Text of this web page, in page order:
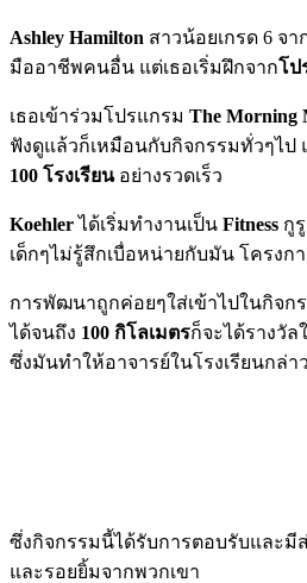
Ashley Hamilton สาวน้อยเกรด 6 จา
มืออาชีพคนอื่น แต่เธอเริ่มฝึกจากโป
เธอเข้าร่วมโปรแกรม The Morning
ฟังดูแล้วก็เหมือนกับกิจกรรมทั่วๆไป
100 โรงเรียน อย่างรวดเร็ว
Koehlerได้เริ่มทำงานเป็น Fitness กู
เด็กๆไม่รู้สึกเบื่อหน่ายกับมัน โครงก
การพัฒนาถูกค่อยๆใส่เข้าไปในกิจก
ได้จนถึง 100 กิโลเมตรก็จะได้รางวั
ซึ่งมันทำให้อาจารย์ในโรงเรียนกล่า
ซึ่งกิจกรรมนี้ได้รับการตอบรับและมี
และรอยยิ้มจากพวกเขา